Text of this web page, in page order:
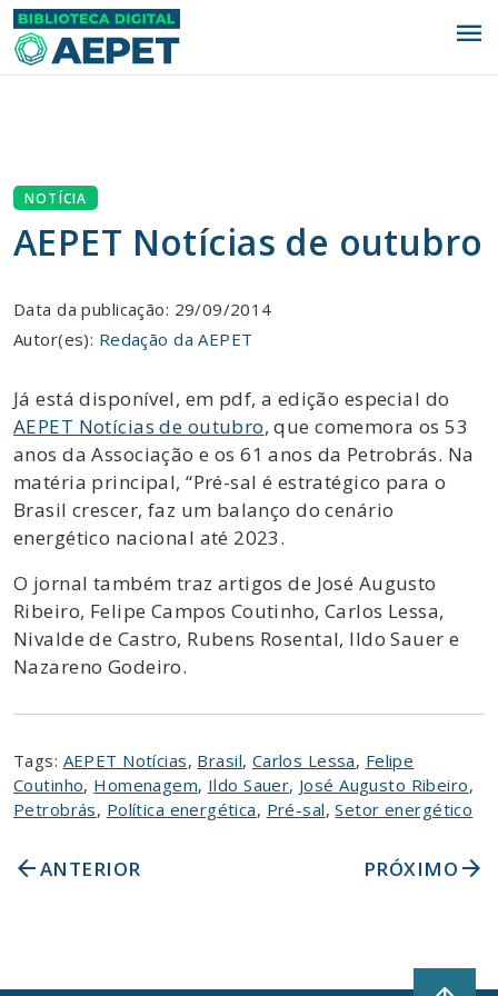
menu
NOTÍCIA
AEPET Notícias de outubro
Data da publicação: 29/09/2014
Autor(es): Redação da AEPET
Já está disponível, em pdf, a edição especial do
AEPET Notícias de outubro, que comemora os 53
anos da Associação e os 61 anos da Petrobrás. Na
matéria principal, “Pré-sal é estratégico para o
Brasil crescer, faz um balanço do cenário
energético nacional até 2023.
O jornal também traz artigos de José Augusto
Ribeiro, Felipe Campos Coutinho, Carlos Lessa,
Nivalde de Castro, Rubens Rosental, Ildo Sauer e
Nazareno Godeiro.
Tags: AEPET Notícias, Brasil, Carlos Lessa, Felipe
Coutinho, Homenagem, Ildo Sauer, José Augusto Ribeiro,
Petrobrás, Política energética, Pré-sal,Setor energético
arrow_backANTERIOR PRÓXIMO arrow_forward